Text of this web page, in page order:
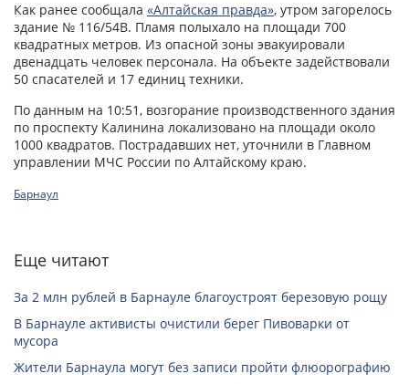
Как ранее сообщала «Алтайская правда», утром загорелось
здание № 116/54В. Пламя полыхало на площади 700
квадратных метров. Из опасной зоны эвакуировали
двенадцать человек персонала. На объекте задействовали
50 спасателей и 17 единиц техники.
По данным на 10:51, возгорание производственного здания
по проспекту Калинина локализовано на площади около
1000 квадратов. Пострадавших нет, уточнили в Главном
управлении МЧС России по Алтайскому краю.
Барнаул
Еще читают
За 2 млн рублей в Барнауле благоустроят березовую рощу
В Барнауле активисты очистили берег Пивоварки от
мусора
Жители Барнаула могут без записи пройти флюорографию